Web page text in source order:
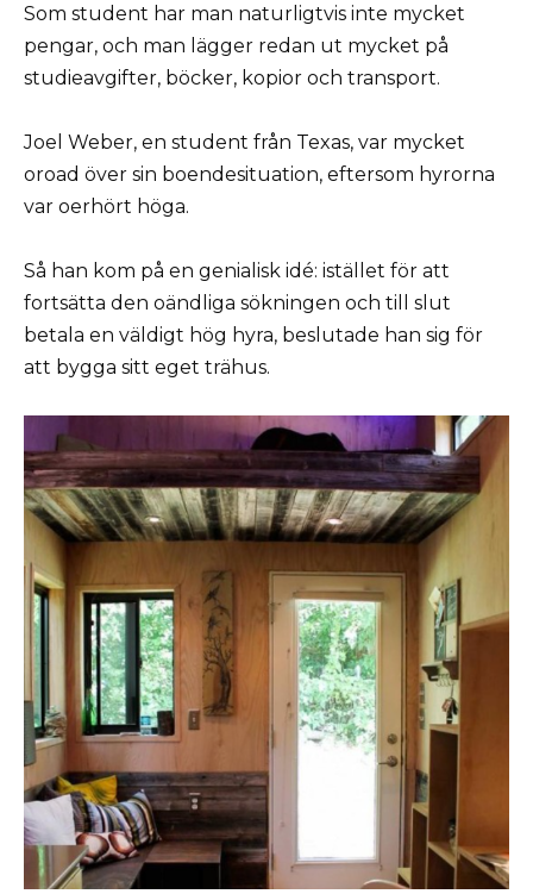
Som student har man naturligtvis inte mycket
pengar, och man lägger redan ut mycket på
studieavgifter, böcker, kopior och transport.
Joel Weber, en student från Texas, var mycket
oroad över sin boendesituation, eftersom hyrorna
var oerhört höga.
Så han kom på en genialisk idé: istället för att
fortsätta den oändliga sökningen och till slut
betala en väldigt hög hyra, beslutade han sig för
att bygga sitt eget trähus.